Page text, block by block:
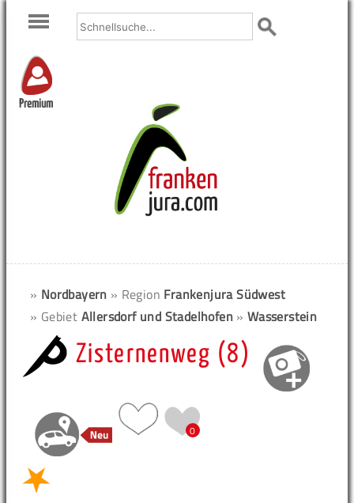
Premium
» Nordbayern » Region Frankenjura Südwest
» Gebiet Allersdorf und Stadelhofen » Wasserstein
Zisternenweg (8)
0